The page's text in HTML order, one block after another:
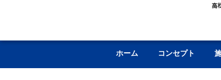
高
ホーム コンセプト